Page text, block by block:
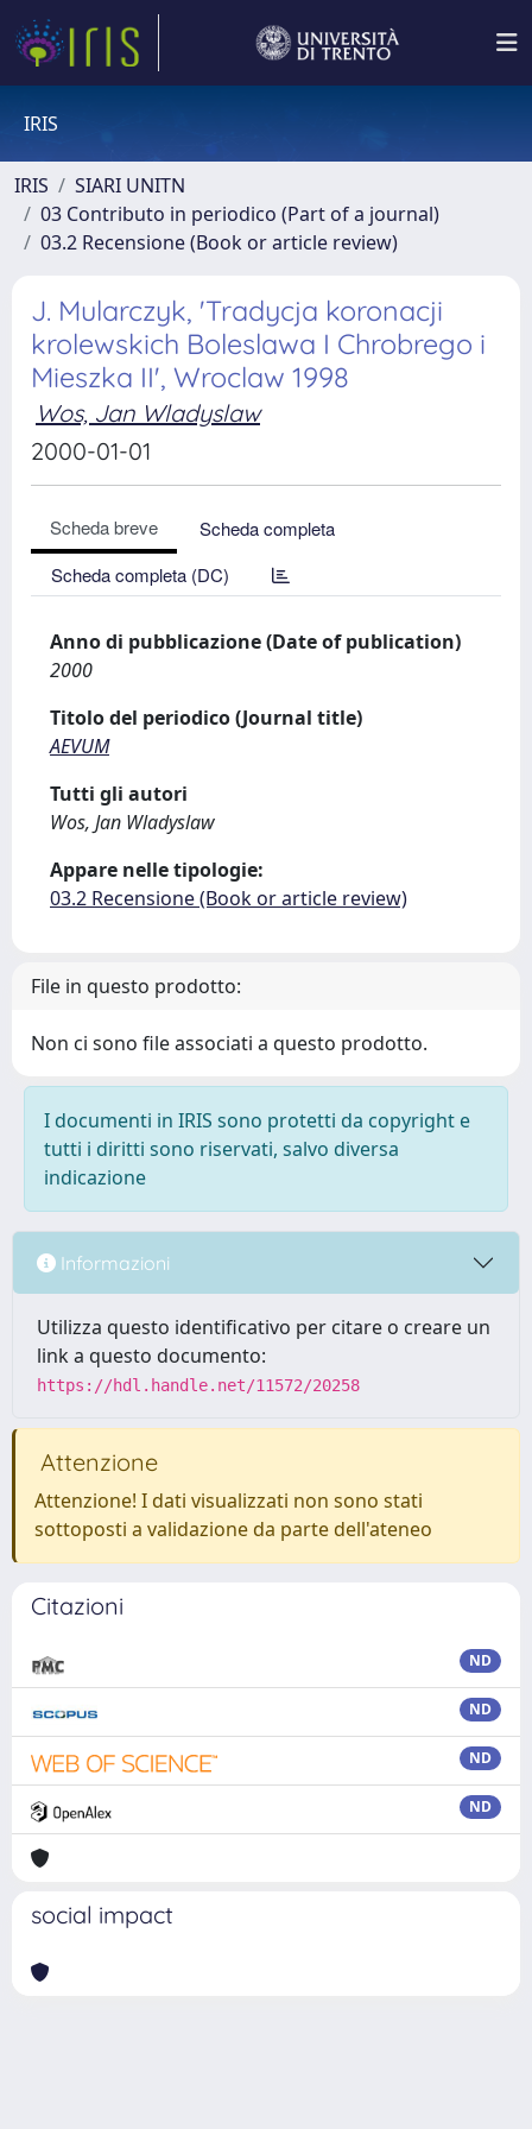
IRIS
IRIS
SIARI UNITN
03 Contributo in periodico (Part of a journal)
03.2 Recensione (Book or article review)
J. Mularczyk, 'Tradycja koronacji
krolewskich Boleslawa I Chrobrego i
Mieszka II', Wroclaw 1998
Wos, Jan Wladyslaw
2000-01-01
Scheda breve
Scheda completa
Scheda completa (DC)
Anno di pubblicazione (Date of publication)
2000
Titolo del periodico (Journal title)
AEVUM
Tutti gli autori
Wos, Jan Wladyslaw
Appare nelle tipologie:
03.2 Recensione (Book or article review)
File in questo prodotto:
Non ci sono file associati a questo prodotto.
I documenti in IRIS sono protetti da copyright e
tutti i diritti sono riservati, salvo diversa
indicazione
Informazioni
Utilizza questo identificativo per citare o creare un
link a questo documento:
https://hdl.handle.net/11572/20258
Attenzione
Attenzione! I dati visualizzati non sono stati
sottoposti a validazione da parte dell'ateneo
Citazioni
ND
ND
ND
ND
social impact